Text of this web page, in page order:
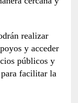
realizar
y acceder
públicos y
para facilitar la